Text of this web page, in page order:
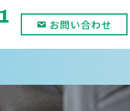
お問い合わせ